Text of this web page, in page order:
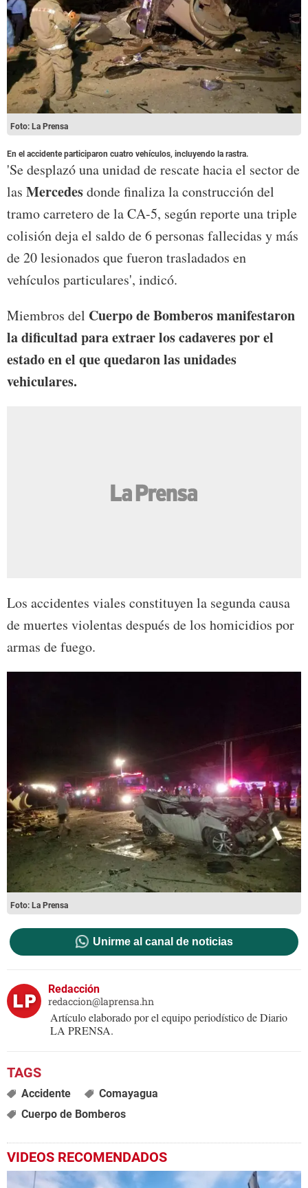
Foto: La Prensa
En el accidente participaron cuatro vehículos, incluyendo la rastra.
'Se desplazó una unidad de rescate hacia el sector de
las Mercedesdonde finaliza la construcción del
tramo carretero de la CA-5, según reporte una triple
colisión deja el saldo de 6 personas fallecidas y más
de 20 lesionados que fueron trasladados en
vehículos particulares', indicó.
Miembros del Cuerpo de Bomberos manifestaron
la dificultad para extraer los cadaveres por el
estado en el que quedaron las unidades
vehiculares.
Los accidentes viales constituyen la segunda causa
de muertes violentas después de los homicidios por
armas de fuego.
Foto: La Prensa
Unirme al canal de noticias
Redacción
redaccion@laprensa.hn
Artículo elaborado por el equipo periodístico de Diario
LA PRENSA.
Accidente
Comayagua
Cuerpo de Bomberos
VIDEOS RECOMENDADOS